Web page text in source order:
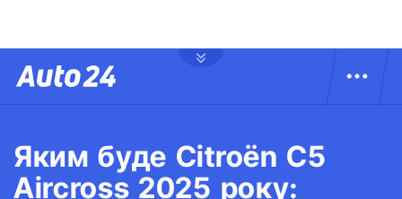
Яким буде Citroёn C5
Aircross 2025 року: